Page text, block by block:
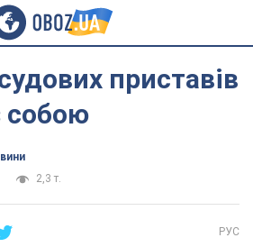
приставів
собою
2,3 т.
РУС